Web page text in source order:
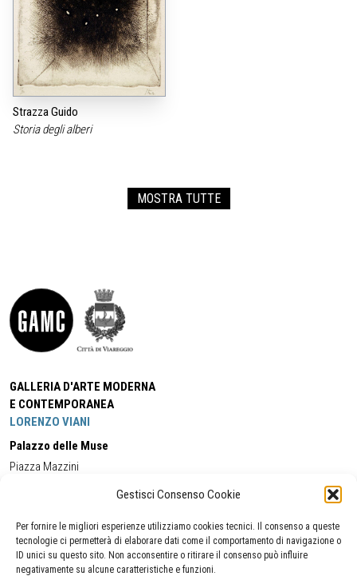
Gestisci Consenso Cookie
Per fornire le migliori esperienze utilizziamo cookies tecnici. Il consenso a queste
tecnologie ci permetterà di elaborare dati come il comportamento di navigazione o
ID unici su questo sito. Non acconsentire o ritirare il consenso può influire
negativamente su alcune caratteristiche e funzioni.
Strazza Guido
Storia degli alberi
MOSTRA TUTTE
GALLERIA D'ARTE MODERNA
E CONTEMPORANEA
LORENZO VIANI
Palazzo delle Muse
Piazza Mazzini
Cell:+39 338 5714978 (orario apertura Galleria)
Tel:
+39 0584 944580
(orario 09.00/13.00)
Email:gamc@comune.viareggio.lu.it